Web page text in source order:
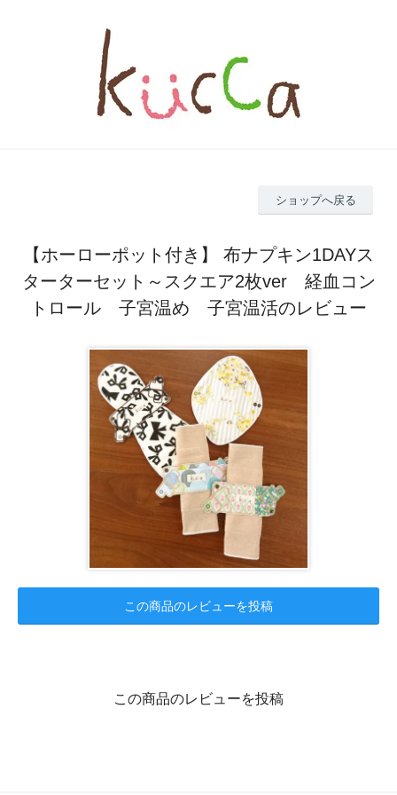
ショップへ戻る
【ホーローポット付き】 布ナプキン1DAYス
ターターセット～スクエア2枚ver 経血コン
トロール 子宮温め 子宮温活のレビュー
この商品のレビューを投稿
この商品のレビューを投稿